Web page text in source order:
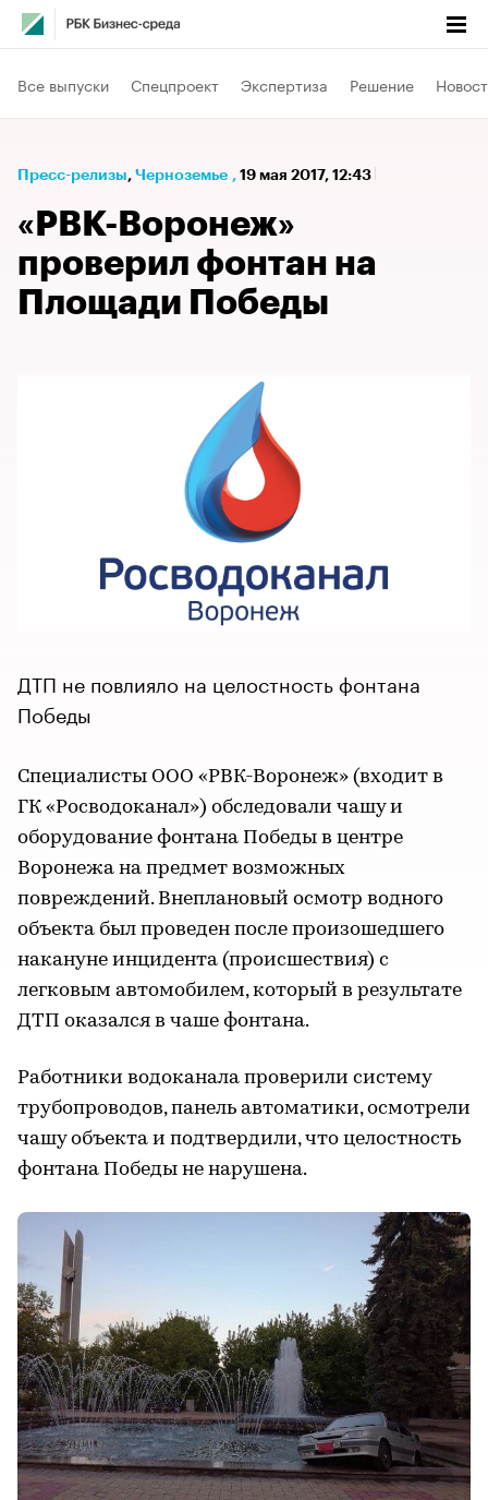
Все выпуски Спецпроект Экспертиза Решение
Пресс-релизы⁠, Черноземье , 19 мая 2017, 12:43
«РВК-Воронеж»
проверил фонтан на
Площади Победы
ДТП не повлияло на целостность фонтана
Победы
Специалисты ООО «РВК-Воронеж» (входит в
ГК «Росводоканал») обследовали чашу и
оборудование фонтана Победы в центре
Воронежа на предмет возможных
повреждений. Внеплановый осмотр водного
объекта был проведен после произошедшего
накануне инцидента (происшествия) с
легковым автомобилем, который в результате
ДТП оказался в чаше фонтана.
Работники водоканала проверили систему
трубопроводов, панель автоматики, осмотрели
чашу объекта и подтвердили, что целостность
фонтана Победы не нарушена.